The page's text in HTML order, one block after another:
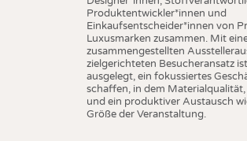
Produktentwickler*innen und
Einkaufsentscheider*innen von
Luxusmarken zusammen. Mit
zusammengestellten
zielgerichteten Besucheransatz
ausgelegt, ein fokussiertes
schaffen, in dem
und ein produktiver Austausch
Größe der Veranstaltung.